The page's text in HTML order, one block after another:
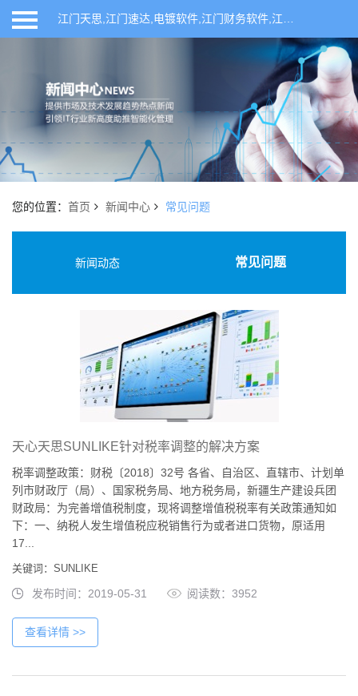
首页
产品系列
行业方案
申请试用
您的位置： 首页 新闻中心 常见问题
新闻动态 常见问题
天心天思SUNLIKE针对税率调整的解决方案
税率调整政策：财税〔2018〕32号 各省、自治区、直辖市、计划单
列市财政厅（局）、国家税务局、地方税务局，新疆生产建设兵团
财政局：为完善增值税制度，现将调整增值税税率有关政策通知如
下：一、纳税人发生增值税应税销售行为或者进口货物，原适用
17...
关键词：SUNLIKE
发布时间：2019-05-31 阅读数：3952
查看详情 >>